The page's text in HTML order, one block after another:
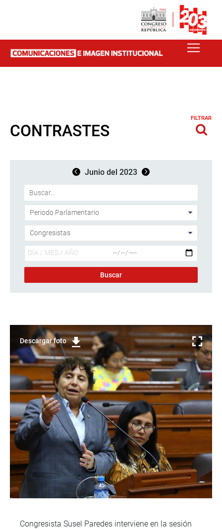
CONTRASTES
FILTRAR
Junio del 2023
Descargar foto
Congresista Susel Paredes interviene en la sesión